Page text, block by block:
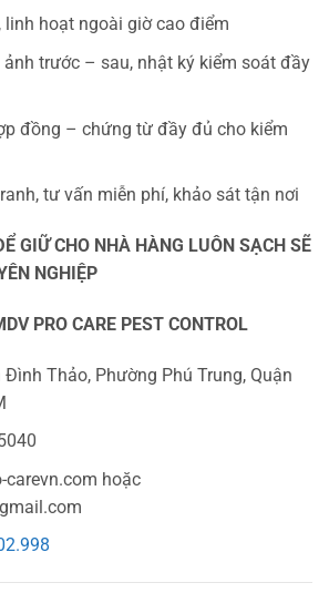
linh hoạt ngoài giờ cao điểm
ảnh trước – sau, nhật ký kiểm soát đầy
đồng – chứng từ đầy đủ cho kiểm
tư vấn miễn phí, khảo sát tận nơi
GIỮ CHO NHÀ HÀNG LUÔN SẠCH SẼ
NGHIỆP
PRO CARE PEST CONTROL
Đình Thảo, Phường Phú Trung, Quận
carevn.com hoặc